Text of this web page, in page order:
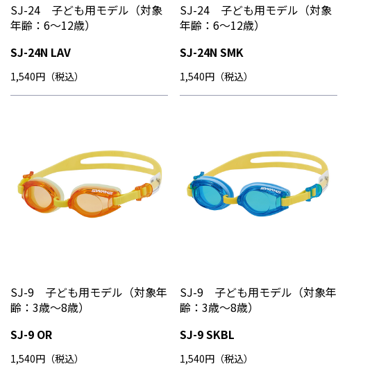
SJ-24 子ども用モデル（対象
年齢：6～12歳）
SJ-24N LAV
1,540円（税込）
SJ-24 子ども用モデル（対象
年齢：6～12歳）
SJ-24N SMK
1,540円（税込）
SJ-9 子ども用モデル（対象年
齢：3歳～8歳）
SJ-9 OR
1,540円（税込）
SJ-9 子ども用モデル（対象年
齢：3歳～8歳）
SJ-9 SKBL
1,540円（税込）